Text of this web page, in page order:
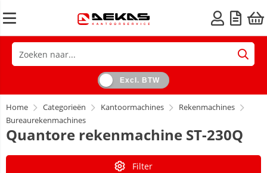
Excl. BTW
Home Categorieën Kantoormachines
Rekenmachines
Bureaurekenmachines
Quantore rekenmachine ST-230Q
Filter